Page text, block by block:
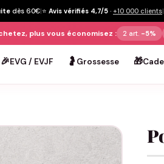
dès 60€|⭐ Avis vérifiés 4,7/5 · +10 000 clients|
plus vous économisez : 2 art. -5%
🎉EVG / EVJF 🤰 Grossesse 🎁